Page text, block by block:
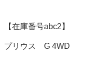
【在庫番号abc2】
プリウス　G 4WD